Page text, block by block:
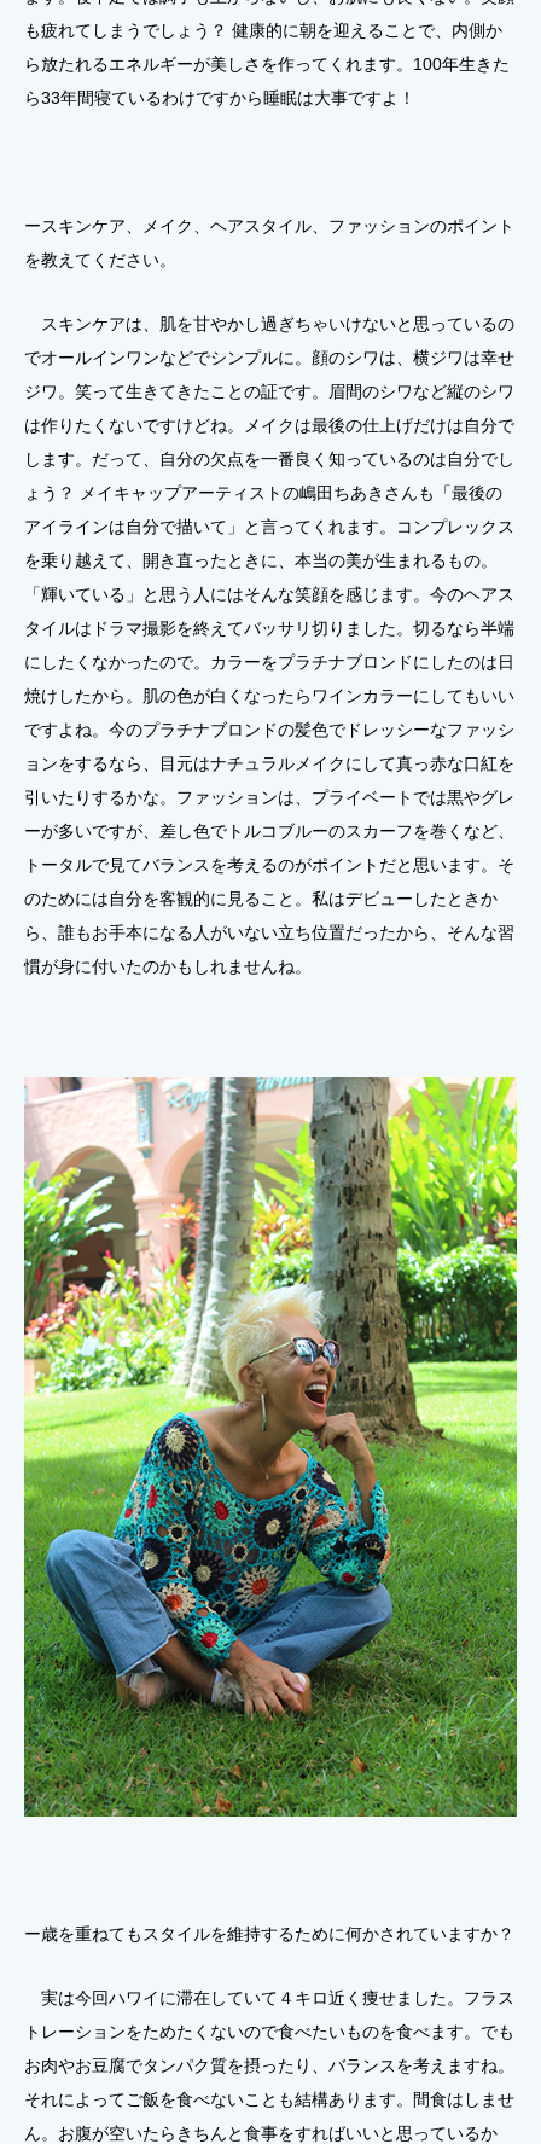
も疲れてしまうでしょう？ 健康的に朝を迎えることで、内側か
ら放たれるエネルギーが美しさを作ってくれます。100年生きた
ら33年間寝ているわけですから睡眠は大事ですよ！
ースキンケア、メイク、ヘアスタイル、ファッションのポイント
を教えてください。
スキンケアは、肌を甘やかし過ぎちゃいけないと思っているの
でオールインワンなどでシンプルに。顔のシワは、横ジワは幸せ
ジワ。笑って生きてきたことの証です。眉間のシワなど縦のシワ
は作りたくないですけどね。メイクは最後の仕上げだけは自分で
します。だって、自分の欠点を一番良く知っているのは自分でし
ょう？ メイキャップアーティストの嶋田ちあきさんも「最後の
アイラインは自分で描いて」と言ってくれます。コンプレックス
を乗り越えて、開き直ったときに、本当の美が生まれるもの。
「輝いている」と思う人にはそんな笑顔を感じます。今のヘアス
タイルはドラマ撮影を終えてバッサリ切りました。切るなら半端
にしたくなかったので。カラーをプラチナブロンドにしたのは日
焼けしたから。肌の色が白くなったらワインカラーにしてもいい
ですよね。今のプラチナブロンドの髪色でドレッシーなファッシ
ョンをするなら、目元はナチュラルメイクにして真っ赤な口紅を
引いたりするかな。ファッションは、プライベートでは黒やグレ
ーが多いですが、差し色でトルコブルーのスカーフを巻くなど、
トータルで見てバランスを考えるのがポイントだと思います。そ
のためには自分を客観的に見ること。私はデビューしたときか
ら、誰もお手本になる人がいない立ち位置だったから、そんな習
慣が身に付いたのかもしれませんね。
ー歳を重ねてもスタイルを維持するために何かされていますか？
実は今回ハワイに滞在していて４キロ近く痩せました。フラス
トレーションをためたくないので食べたいものを食べます。でも
お肉やお豆腐でタンパク質を摂ったり、バランスを考えますね。
それによってご飯を食べないことも結構あります。間食はしませ
ん。お腹が空いたらきちんと食事をすればいいと思っているか